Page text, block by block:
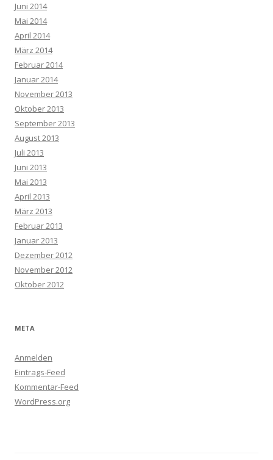
Juni 2014
Mai 2014
April 2014
März 2014
Februar 2014
Januar 2014
November 2013
Oktober 2013
September 2013
August 2013
Juli 2013
Juni 2013
Mai 2013
April 2013
März 2013
Februar 2013
Januar 2013
Dezember 2012
November 2012
Oktober 2012
META
Anmelden
Eintrags-Feed
Kommentar-Feed
WordPress.org